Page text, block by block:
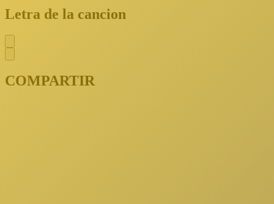
Letra de la cancion
COMPARTIR